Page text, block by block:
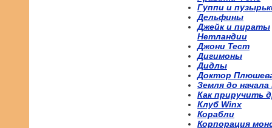
Гуппи и
Дельфины
Джейк и пираты
Нетландии
Джони Тест
Дигимоны
Дидлы
Доктор
Земля до начала
Как приручить
Клуб Winx
Корабли
Корпорация